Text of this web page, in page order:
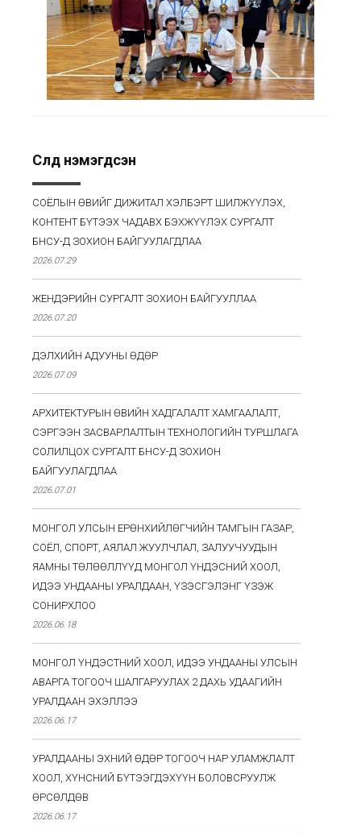
Сүүлд нэмэгдсэн
СОЁЛЫН ӨВИЙГ ДИЖИТАЛ ХЭЛБЭРТ ШИЛЖҮҮЛЭХ,
КОНТЕНТ БҮТЭЭХ ЧАДАВХ БЭХЖҮҮЛЭХ СУРГАЛТ
БНСУ-Д ЗОХИОН БАЙГУУЛАГДЛАА
2026.07.29
ЖЕНДЭРИЙН СУРГАЛТ ЗОХИОН БАЙГУУЛЛАА
2026.07.20
ДЭЛХИЙН АДУУНЫ ӨДӨР
2026.07.09
АРХИТЕКТУРЫН ӨВИЙН ХАДГАЛАЛТ ХАМГААЛАЛТ,
СЭРГЭЭН ЗАСВАРЛАЛТЫН ТЕХНОЛОГИЙН ТУРШЛАГА
СОЛИЛЦОХ СУРГАЛТ БНСУ-Д ЗОХИОН
БАЙГУУЛАГДЛАА
2026.07.01
МОНГОЛ УЛСЫН ЕРӨНХИЙЛӨГЧИЙН ТАМГЫН ГАЗАР,
СОЁЛ, СПОРТ, АЯЛАЛ ЖУУЛЧЛАЛ, ЗАЛУУЧУУДЫН
ЯАМНЫ ТӨЛӨӨЛЛҮҮД МОНГОЛ ҮНДЭСНИЙ ХООЛ,
ИДЭЭ УНДААНЫ УРАЛДААН, ҮЗЭСГЭЛЭНГ ҮЗЭЖ
СОНИРХЛОО
2026.06.18
МОНГОЛ ҮНДЭСТНИЙ ХООЛ, ИДЭЭ УНДААНЫ УЛСЫН
АВАРГА ТОГООЧ ШАЛГАРУУЛАХ 2 ДАХЬ УДААГИЙН
УРАЛДААН ЭХЭЛЛЭЭ
2026.06.17
УРАЛДААНЫ ЭХНИЙ ӨДӨР ТОГООЧ НАР УЛАМЖЛАЛТ
ХООЛ, ХҮНСНИЙ БҮТЭЭГДЭХҮҮН БОЛОВСРУУЛЖ
ӨРСӨЛДӨВ
2026.06.17